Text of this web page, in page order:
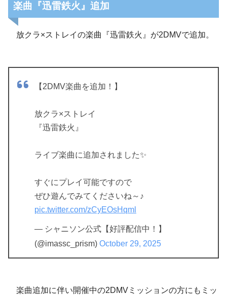
楽曲『迅雷鉄火』追加
放クラ×ストレイの楽曲『迅雷鉄火』が2DMVで追加。
【2DMV楽曲を追加！】
放クラ×ストレイ
『迅雷鉄火』
ライブ楽曲に追加されました✨
すぐにプレイ可能ですので
ぜひ遊んでみてくださいね～♪
pic.twitter.com/zCyEOsHqml
— シャニソン公式【好評配信中！】
(@imassc_prism) October 29, 2025
楽曲追加に伴い開催中の2DMVミッションの方にもミッ